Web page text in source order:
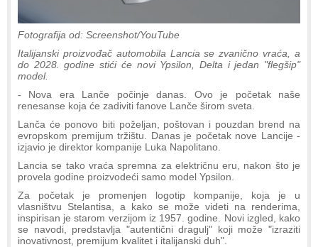
Fotografija od: Screenshot/YouTube
Italijanski proizvođač automobila Lancia se zvanično vraća, a
do 2028. godine stići će novi Ypsilon, Delta i jedan "flegšip"
model.
- Nova era Lanče počinje danas. Ovo je početak naše
renesanse koja će zadiviti fanove Lanče širom sveta.
Lanča će ponovo biti poželjan, poštovan i pouzdan brend na
evropskom premijum tržištu. Danas je početak nove Lancije -
izjavio je direktor kompanije Luka Napolitano.
Lancia se tako vraća spremna za električnu eru, nakon što je
provela godine proizvodeći samo model Ypsilon.
Za početak je promenjen logotip kompanije, koja je u
vlasništvu Stelantisa, a kako se može videti na renderima,
inspirisan je starom verzijom iz 1957. godine. Novi izgled, kako
se navodi, predstavlja "autentični dragulj" koji može "izraziti
inovativnost, premijum kvalitet i italijanski duh".